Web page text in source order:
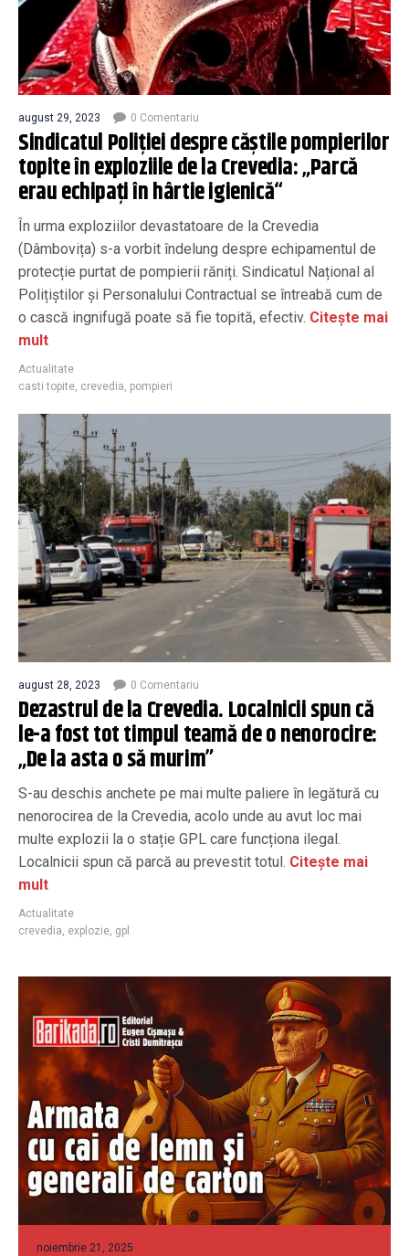
august 29, 2023 0 Comentariu
Sindicatul Poliției despre căștile pompierilor
topite în exploziile de la Crevedia: „Parcă
erau echipați în hârtie igienică“
În urma exploziilor devastatoare de la Crevedia
(Dâmbovița) s-a vorbit îndelung despre echipamentul de
protecție purtat de pompierii răniți. Sindicatul Național al
Polițiștilor și Personalului Contractual se întreabă cum de
o cască ingnifugă poate să fie topită, efectiv. Citește mai
mult
Actualitate
casti topite, crevedia, pompieri
august 28, 2023 0 Comentariu
Dezastrul de la Crevedia. Localnicii spun că
le-a fost tot timpul teamă de o nenorocire:
„De la asta o să murim”
S-au deschis anchete pe mai multe paliere în legătură cu
nenorocirea de la Crevedia, acolo unde au avut loc mai
multe explozii la o stație GPL care funcționa ilegal.
Localnicii spun că parcă au prevestit totul. Citește mai
mult
Actualitate
crevedia, explozie, gpl
noiembrie 21, 2025